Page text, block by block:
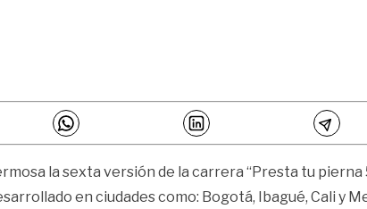
la sexta versión de la carrera “Presta tu
en ciudades como: Bogotá, Ibagué, Cali y